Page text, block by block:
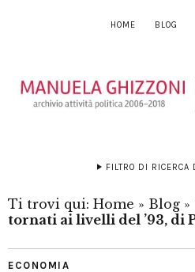
HOME BLOG
FILTRO DI RICERCA
Ti trovi qui: Home » Blog »
tornati ai livelli del ’93, di
ECONOMIA